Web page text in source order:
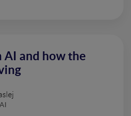
AI and how the